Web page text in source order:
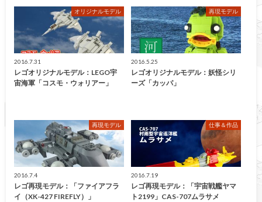
オリジナルモデル
2016.7.31
レゴオリジナルモデル：LEGO宇
宙海軍「コスモ・ウォリアー」
再現モデル
2016.5.25
レゴオリジナルモデル：妖怪シリ
ーズ「カッパ」
再現モデル
2016.7.4
レゴ再現モデル：「ファイアフラ
イ（XK-427 FIREFLY）」
仕事＆作品
2016.7.19
レゴ再現モデル：「宇宙戦艦ヤマ
ト2199」CAS-707ムラサメ